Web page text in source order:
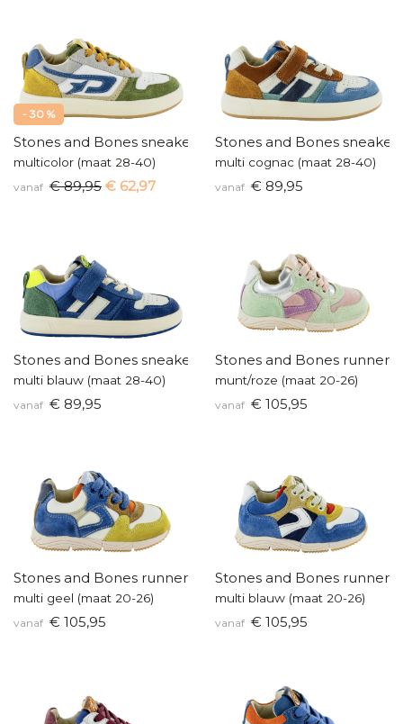
- 30 %
Stones and Bones sneakers
multicolor (maat 28-40)
vanaf € 89,95 € 62,97
Stones and Bones sneakers
multi cognac (maat 28-40)
vanaf € 89,95
Stones and Bones sneakers
multi blauw (maat 28-40)
vanaf € 89,95
Stones and Bones runners
munt/roze (maat 20-26)
vanaf € 105,95
Stones and Bones runners
multi geel (maat 20-26)
vanaf € 105,95
Stones and Bones runners
multi blauw (maat 20-26)
vanaf € 105,95